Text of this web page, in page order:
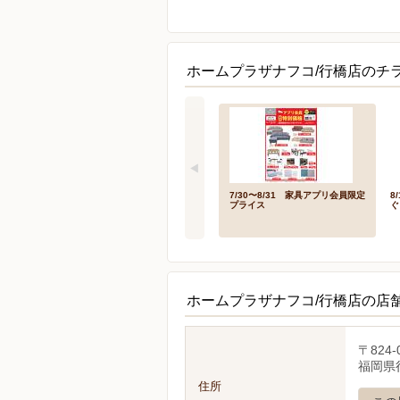
ホームプラザナフコ/行橋店の
7/30〜8/31 家具アプリ会員限定
プライス
8/
ホームプラザナフコ/行橋店の店
住所
〒824-
福岡県